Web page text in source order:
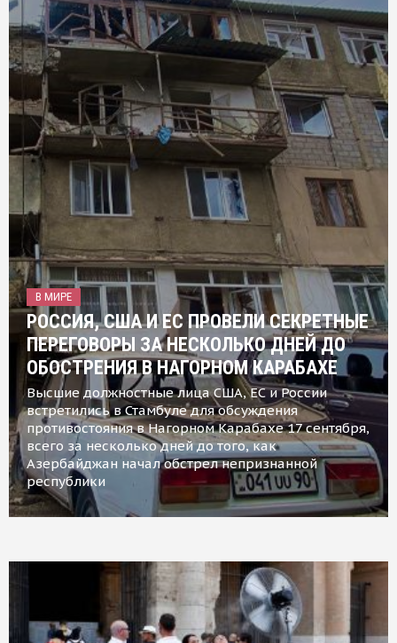
В МИРЕ
РОССИЯ, США И ЕС ПРОВЕЛИ СЕКРЕТНЫЕ
ПЕРЕГОВОРЫ ЗА НЕСКОЛЬКО ДНЕЙ ДО
ОБОСТРЕНИЯ В НАГОРНОМ КАРАБАХЕ
Высшие должностные лица США, ЕС и России
встретились в Стамбуле для обсуждения
противостояния в Нагорном Карабахе 17 сентября,
всего за несколько дней до того, как
Азербайджан начал обстрел непризнанной
республики